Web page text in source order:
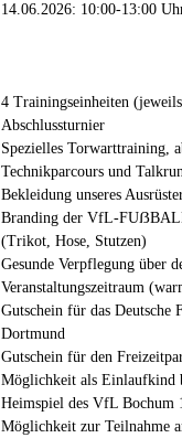
14.06.2026: 10:00-13:00
4 Trainingseinheiten
Abschlussturnier
Spezielles Torwarttraining,
Technikparcours und
Bekleidung unseres
Branding der VfL-
(Trikot, Hose, Stutzen)
Gesunde Verpflegung über
Veranstaltungszeitraum
Gutschein für das Deutsche
Dortmund
Gutschein für den
Möglichkeit als Einlaufkind
Heimspiel des VfL Bochum
Möglichkeit zur Teilnahme